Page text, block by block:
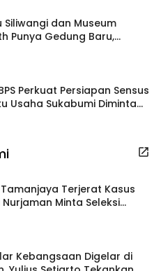
Siliwangi dan Museum
Punya Gedung Baru,
Dipisahkan
Perkuat Persiapan Sensus
Usaha Sukabumi Diminta
Terjerat Kasus
Minta Seleksi
Kebangsaan Digelar di